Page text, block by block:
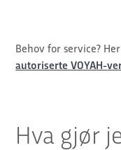
Behov for service?
autoriserte VOYAH-
Hva gjør